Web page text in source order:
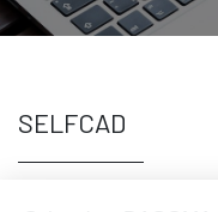
SELFCAD